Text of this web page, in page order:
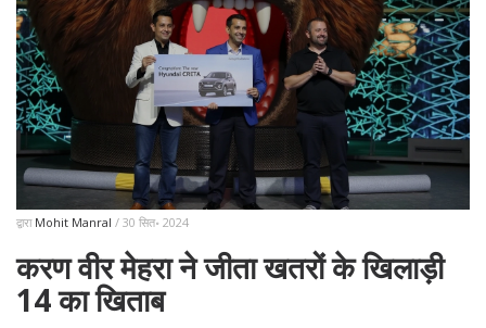
द्वारा Mohit Manral / 30 सित॰ 2024
करण वीर मेहरा ने जीता खतरों के खिलाड़ी
14 का खिताब